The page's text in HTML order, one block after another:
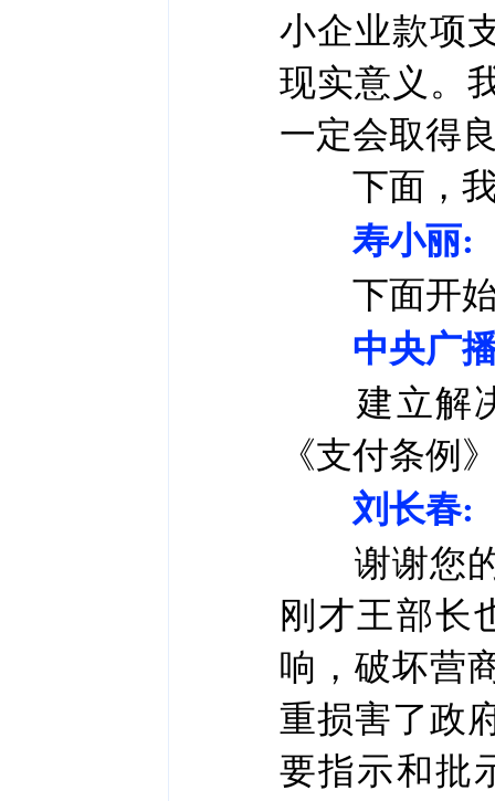
小企业款项
现实意义。
一定会取得
下面，我
寿小丽:
下面开始
中央广
建立解决
《支付条例
刘长春:
谢谢您的
刚才王部长
响，破坏营
重损害了政
要指示和批